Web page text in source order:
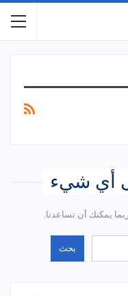
أي شيء
يمكنك أن تساعدنا.